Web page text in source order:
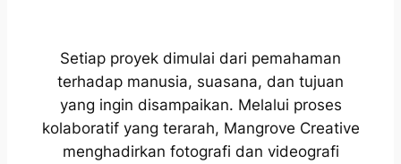
Setiap proyek dimulai dari pemahaman
terhadap manusia, suasana, dan tujuan
yang ingin disampaikan. Melalui proses
kolaboratif yang terarah, Mangrove Creative
menghadirkan fotografi dan videografi